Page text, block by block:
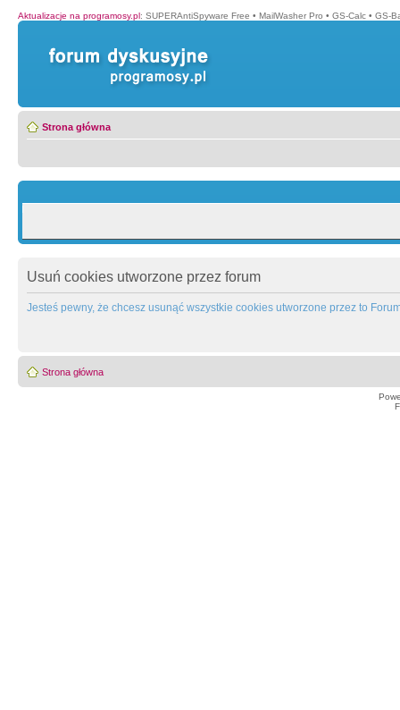
Aktualizacje na programosy.pl: SUPERAntiSpyware Free • MailWasher Pro • GS-Calc • GS-
Strona główna
Usuń cookies utworzone przez forum
Jesteś pewny, że chcesz usunąć wszystkie cookies utworzone przez to
Strona główna